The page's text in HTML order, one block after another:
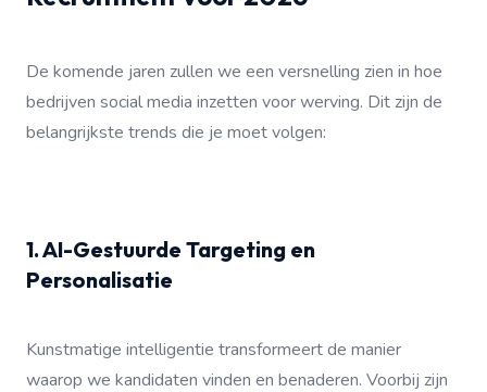
De komende jaren zullen we een versnelling zien in hoe
bedrijven social media inzetten voor werving. Dit zijn de
belangrijkste trends die je moet volgen:
1. AI-Gestuurde Targeting en
Personalisatie
Kunstmatige intelligentie transformeert de manier
waarop we kandidaten vinden en benaderen. Voorbij zijn